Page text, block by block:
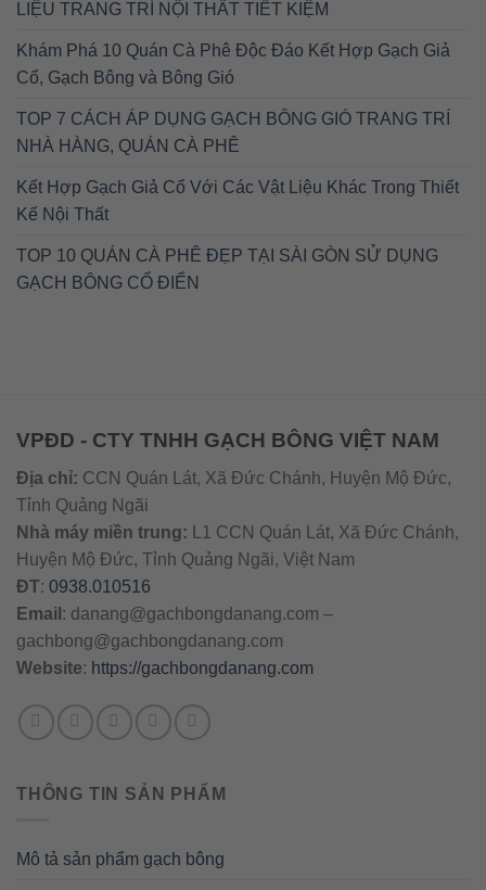
LIỆU TRANG TRÍ NỘI THẤT TIẾT KIỆM
Khám Phá 10 Quán Cà Phê Độc Đáo Kết Hợp Gạch Giả
Cổ, Gạch Bông và Bông Gió
TOP 7 CÁCH ÁP DỤNG GẠCH BÔNG GIÓ TRANG TRÍ
NHÀ HÀNG, QUÁN CÀ PHÊ
Kết Hợp Gạch Giả Cổ Với Các Vật Liệu Khác Trong Thiết
Kế Nội Thất
TOP 10 QUÁN CÀ PHÊ ĐẸP TẠI SÀI GÒN SỬ DỤNG
GẠCH BÔNG CỔ ĐIỂN
VPĐD - CTY TNHH GẠCH BÔNG VIỆT NAM
Địa chỉ: CCN Quán Lát, Xã Đức Chánh, Huyện Mộ Đức,
Tỉnh Quảng Ngãi
Nhà máy miền trung: L1 CCN Quán Lát, Xã Đức Chánh,
Huyện Mộ Đức, Tỉnh Quảng Ngãi, Việt Nam
ĐT: 0938.010516
Email : danang@gachbongdanang.com –
gachbong@gachbongdanang.com
Website: https://gachbongdanang.com
THÔNG TIN SẢN PHẨM
Mô tả sản phẩm gạch bông